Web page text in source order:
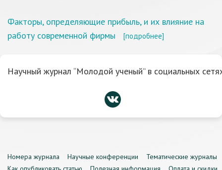
Факторы, определяющие прибыль, и их влияние на
работу современной фирмы
[подробнее]
Научный журнал “Молодой ученый” в социальных
Номера журнала Научные конференции
Тематические журналы